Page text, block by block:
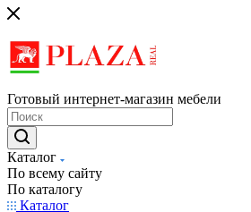
Готовый интернет-магазин мебели
Каталог
По всему сайту
По каталогу
Каталог